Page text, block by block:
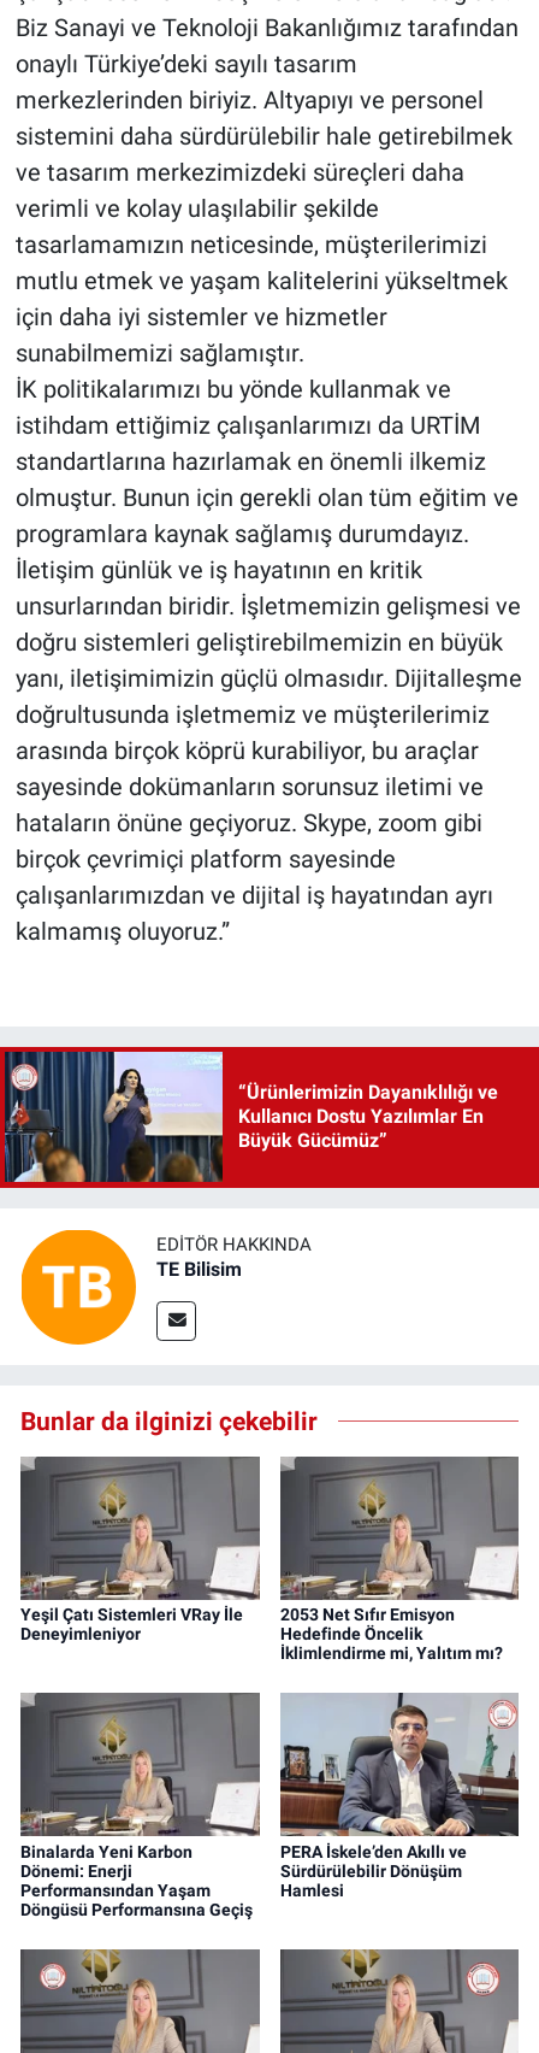
Biz Sanayi ve Teknoloji Bakanlığımız tarafından
onaylı Türkiye’deki sayılı tasarım
merkezlerinden biriyiz. Altyapıyı ve personel
sistemini daha sürdürülebilir hale getirebilmek
ve tasarım merkezimizdeki süreçleri daha
verimli ve kolay ulaşılabilir şekilde
tasarlamamızın neticesinde, müşterilerimizi
mutlu etmek ve yaşam kalitelerini yükseltmek
için daha iyi sistemler ve hizmetler
sunabilmemizi sağlamıştır.
İK politikalarımızı bu yönde kullanmak ve
istihdam ettiğimiz çalışanlarımızı da URTİM
standartlarına hazırlamak en önemli ilkemiz
olmuştur. Bunun için gerekli olan tüm eğitim ve
programlara kaynak sağlamış durumdayız.
İletişim günlük ve iş hayatının en kritik
unsurlarından biridir. İşletmemizin gelişmesi ve
doğru sistemleri geliştirebilmemizin en büyük
yanı, iletişimimizin güçlü olmasıdır. Dijitalleşme
doğrultusunda işletmemiz ve müşterilerimiz
arasında birçok köprü kurabiliyor, bu araçlar
sayesinde dokümanların sorunsuz iletimi ve
hataların önüne geçiyoruz. Skype, zoom gibi
birçok çevrimiçi platform sayesinde
çalışanlarımızdan ve dijital iş hayatından ayrı
kalmamış oluyoruz.”
“Ürünlerimizin Dayanıklılığı ve
Kullanıcı Dostu Yazılımlar En
Büyük Gücümüz”
EDITÖR HAKKINDA
TE Bilisim
Bunlar da ilginizi çekebilir
Yeşil Çatı Sistemleri VRay İle
Deneyimleniyor
2053 Net Sıfır Emisyon
Hedefinde Öncelik
İklimlendirme mi, Yalıtım mı?
Binalarda Yeni Karbon
Dönemi: Enerji
Performansından Yaşam
Döngüsü Performansına Geçiş
PERA İskele’den Akıllı ve
Sürdürülebilir Dönüşüm
Hamlesi